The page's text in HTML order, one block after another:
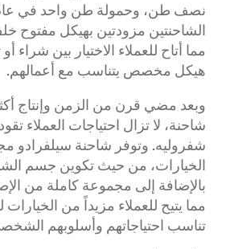
الشاحنتين مزودتين بهيكل مفتوح
مما أتاح للعملاء الاختيار بين
هيكل مخصص يتناسب مع أعمالهم.
شاحنة، لا تزال احتياجات العملاء
شفروليه. وتوفر شاحنة سيلفرادو
الخيارات، من حيث تكوين جسم
بالإضافة إلى مجموعة كاملة من
مما يتيح للعملاء مزيداً من الخيارات
تناسب احتياجاتهم وأسلوبهم